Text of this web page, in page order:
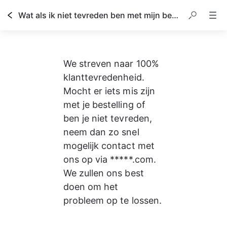
Wat als ik niet tevreden ben met mijn bestelling?
We streven naar 100%
klanttevredenheid.
Mocht er iets mis zijn
met je bestelling of
ben je niet tevreden,
neem dan zo snel
mogelijk contact met
ons op via *****.com.
We zullen ons best
doen om het
probleem op te lossen.